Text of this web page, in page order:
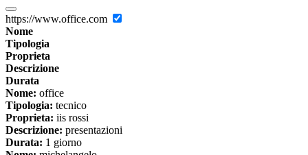
https://www.office.com
Nome
Tipologia
Proprieta
Descrizione
Durata
Nome: office
Tipologia: tecnico
Proprieta: iis rossi
Descrizione: presentazioni
Durata: 1 giorno